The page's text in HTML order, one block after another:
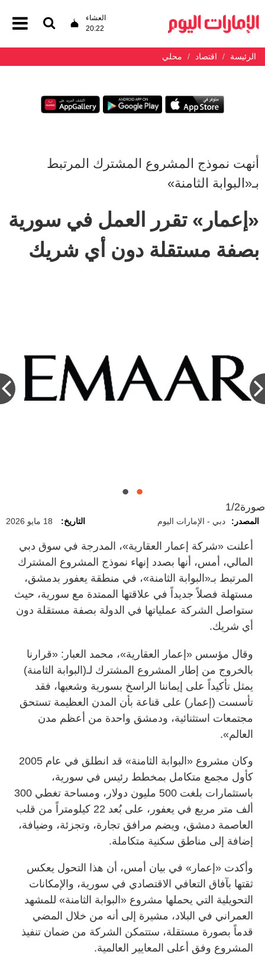
العشاء
20:22
الرئيسة اقتصاد محلي
أنهت نموذج المشروع المشترك المرتبط
بـ«البوابة الثامنة»
«إعمار» تقرر العمل في سورية
بصفة مستقلة دون أي شريك
صورة1/2
المصدر: دبي - الإمارات اليوم التاريخ: 18 مايو 2026
أعلنت «شركة إعمار العقارية»، المدرجة في سوق دبي
المالي، أمس، أنها بصدد إنهاء نموذج المشروع المشترك
المرتبط بـ«البوابة الثامنة»، في منطقة يعفور بدمشق،
مستهلة فصلاً جديداً في علاقتها الممتدة مع سورية، حيث
ستواصل الشركة عملياتها في الدولة بصفة مستقلة دون
أي شريك.
وقال مؤسس «إعمار العقارية»، محمد العبار: «قرارنا
بالخروج من إطار المشروع المشترك لـ(البوابة الثامنة)
يمثل تأكيداً على إيماننا الراسخ بسورية وشعبها، فقد
تأسست (إعمار) على قناعة بأن المدن العظيمة تستحق
مجتمعات استثنائية، ودمشق واحدة من أعظم مدن
العالم».
وكان مشروع «البوابة الثامنة» قد انطلق في عام 2005
كأول مجمع متكامل بمخطط رئيس في سورية،
باستثمارات بلغت 500 مليون دولار، ومساحة تغطي 300
ألف متر مربع في يعفور، على بُعد 22 كيلومتراً من قلب
العاصمة دمشق، ويضم مرافق تجارة، وتجزئة، وضيافة،
إضافة إلى مناطق سكنية متكاملة.
وأكدت «إعمار» في بيان أمس، أن هذا التحول يعكس
ثقتها بآفاق التعافي الاقتصادي في سورية، والإمكانات
التحويلية التي يحملها مشروع «البوابة الثامنة» للمشهد
العمراني في البلاد، مشيرة إلى أنه من خلال المضي
قدماً بصورة مستقلة، ستتمكن الشركة من ضمان تنفيذ
المشروع وفق أعلى المعايير العالمية.